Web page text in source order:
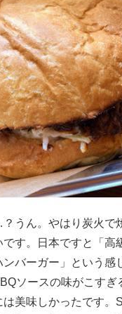
うん。やはり炭火で
す。日本ですと「高
ンバーガー」という感
ソースの味がこすぎ
は美味しかったです。